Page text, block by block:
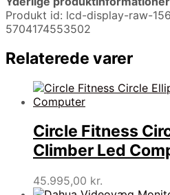
Produkt id: lcd-display-raw-
5704174553502
Relaterede varer
Circle Fitness
Climber Led
45.995,00 kr.